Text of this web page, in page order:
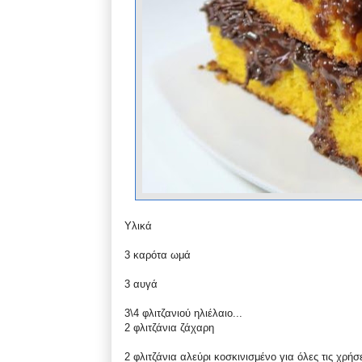
Υλικά
3 καρότα ωμά
3 αυγά
3\4 φλιτζανιού ηλιέλαιο...
2 φλιτζάνια ζάχαρη
2 φλιτζάνια αλεύρι κοσκινισμένο για όλες τις